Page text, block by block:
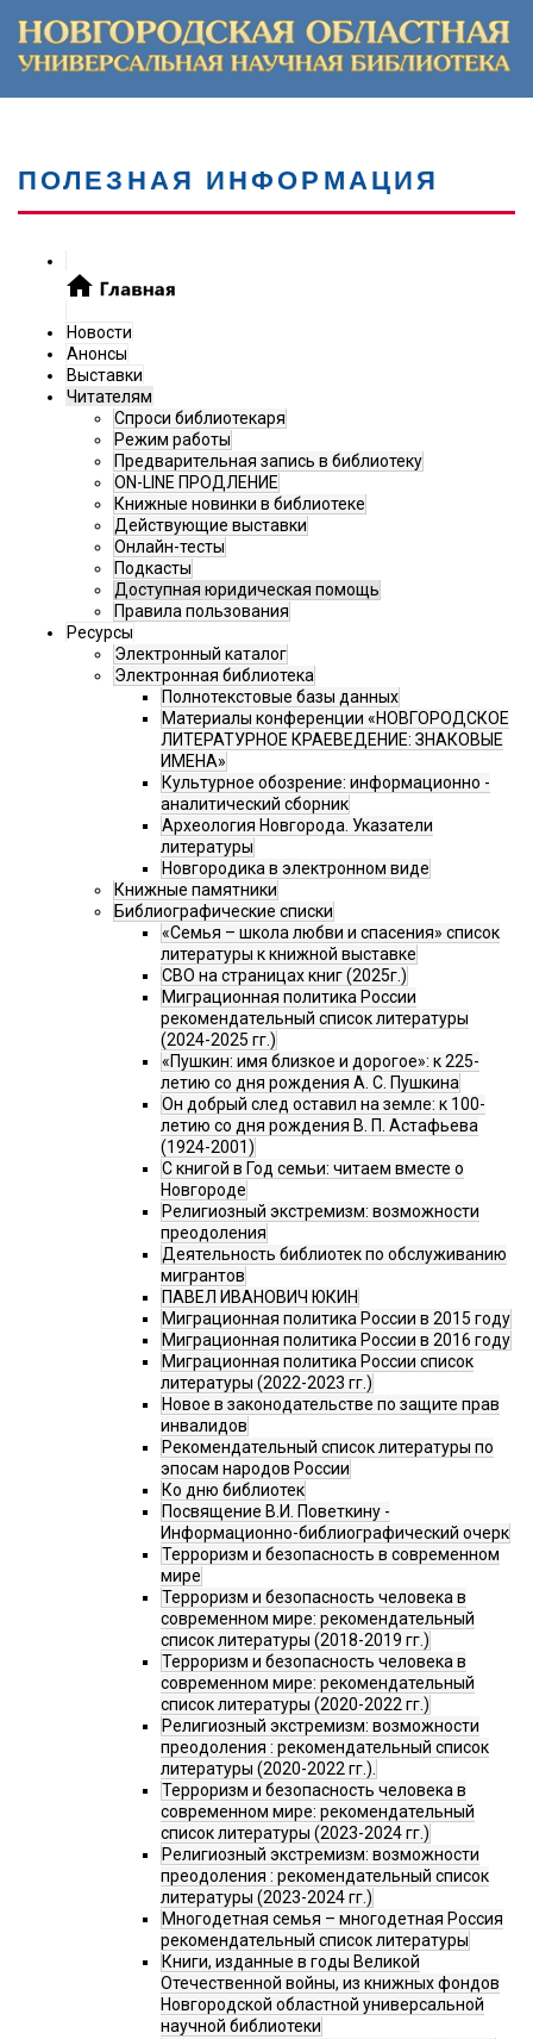
ПОЛЕЗНАЯ ИНФОРМАЦИЯ
Новости
Анонсы
Выставки
Читателям
Спроси библиотекаря
Режим работы
Предварительная запись в библиотеку
ON-LINE ПРОДЛЕНИЕ
Книжные новинки в библиотеке
Действующие выставки
Онлайн-тесты
Подкасты
Доступная юридическая помощь
Правила пользования
Ресурсы
Электронный каталог
Электронная библиотека
Полнотекстовые базы данных
Материалы конференции «НОВГОРОДСКОЕ
ЛИТЕРАТУРНОЕ КРАЕВЕДЕНИЕ: ЗНАКОВЫЕ
ИМЕНА»
Культурное обозрение: информационно -
аналитический сборник
Археология Новгорода. Указатели
литературы
Новгородика в электронном виде
Книжные памятники
Библиографические списки
«Семья – школа любви и спасения» список
литературы к книжной выставке
СВО на страницах книг (2025г.)
Миграционная политика России
рекомендательный список литературы
(2024-2025 гг.)
«Пушкин: имя близкое и дорогое»: к 225-
летию со дня рождения А. С. Пушкина
Он добрый след оставил на земле: к 100-
летию со дня рождения В. П. Астафьева
(1924-2001)
С книгой в Год семьи: читаем вместе о
Новгороде
Религиозный экстремизм: возможности
преодоления
Деятельность библиотек по обслуживанию
мигрантов
ПАВЕЛ ИВАНОВИЧ ЮКИН
Миграционная политика России в 2015 году
Миграционная политика России в 2016 году
Миграционная политика России список
литературы (2022-2023 гг.)
Новое в законодательстве по защите прав
инвалидов
Рекомендательный список литературы по
эпосам народов России
Ко дню библиотек
Посвящение В.И. Поветкину -
Информационно-библиографический очерк
Терроризм и безопасность в современном
мире
Терроризм и безопасность человека в
современном мире: рекомендательный
список литературы (2018-2019 гг.)
Терроризм и безопасность человека в
современном мире: рекомендательный
список литературы (2020-2022 гг.)
Религиозный экстремизм: возможности
преодоления : рекомендательный список
литературы (2020-2022 гг.).
Терроризм и безопасность человека в
современном мире: рекомендательный
список литературы (2023-2024 гг.)
Религиозный экстремизм: возможности
преодоления : рекомендательный список
литературы (2023-2024 гг.)
Многодетная семья – многодетная Россия
рекомендательный список литературы
Книги, изданные в годы Великой
Отечественной войны, из книжных фондов
Новгородской областной универсальной
научной библиотеки